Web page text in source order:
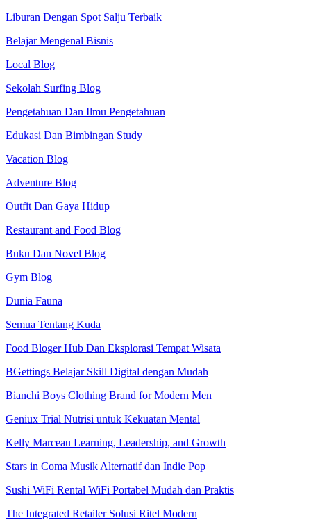
Liburan Dengan Spot Salju Terbaik
Belajar Mengenal Bisnis
Local Blog
Sekolah Surfing Blog
Pengetahuan Dan Ilmu Pengetahuan
Edukasi Dan Bimbingan Study
Vacation Blog
Adventure Blog
Outfit Dan Gaya Hidup
Restaurant and Food Blog
Buku Dan Novel Blog
Gym Blog
Dunia Fauna
Semua Tentang Kuda
Food Bloger Hub Dan Eksplorasi Tempat Wisata
BGettings Belajar Skill Digital dengan Mudah
Bianchi Boys Clothing Brand for Modern Men
Geniux Trial Nutrisi untuk Kekuatan Mental
Kelly Marceau Learning, Leadership, and Growth
Stars in Coma Musik Alternatif dan Indie Pop
Sushi WiFi Rental WiFi Portabel Mudah dan Praktis
The Integrated Retailer Solusi Ritel Modern